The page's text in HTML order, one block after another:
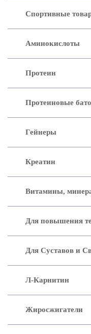
Спортивные
Аминокислоты
Протеин
Протеиновые
Гейнеры
Креатин
Витамины,
Для повышения
Для Суставов и
Л-Карнитин
Жиросжигатели